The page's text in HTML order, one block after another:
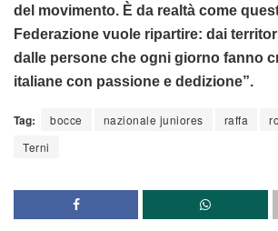
del movimento. È da realtà come
Federazione vuole ripartire: dai
dalle persone che ogni giorno fanno
italiane con passione e dedizione”.
Tag: bocce nazionale juniores raffa
Terni